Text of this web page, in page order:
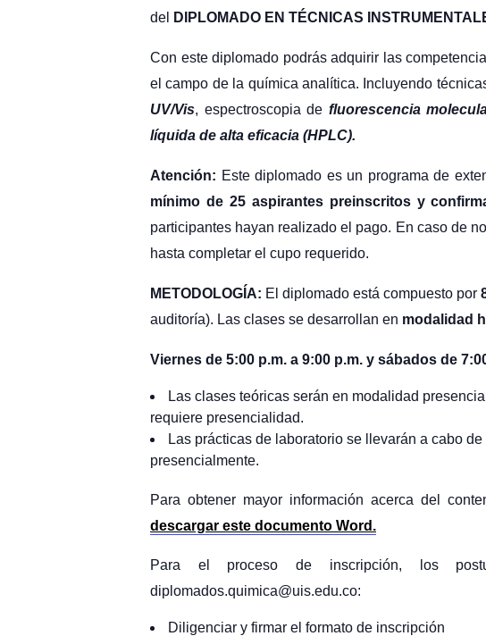
del
DIPLOMADO EN TÉCNICAS
Con este diplomado podrás adquirir las
el campo de la química analítica. Incluyendo
UV/Vis, espectroscopia de fluorescencia
líquida de alta eficacia (HPLC).
Atención: Este diplomado es un programa de
mínimo de 25 aspirantes preinscritos y
participantes hayan realizado el pago. En caso de
hasta completar el cupo requerido.
METODOLOGÍA: El diplomado está compuesto por
auditoría). Las clases se desarrollan en modalidad
Viernes de 5:00 p.m. a 9:00 p.m. y sábados de
Las clases teóricas serán en modalidad
requiere presencialidad.
Las prácticas de laboratorio se llevarán a cabo
presencialmente.
Para obtener mayor información acerca del
descargar este documento Word.
Para el proceso de inscripción, los
diplomados.quimica@uis.edu.co:
Diligenciar y firmar el formato de inscripción